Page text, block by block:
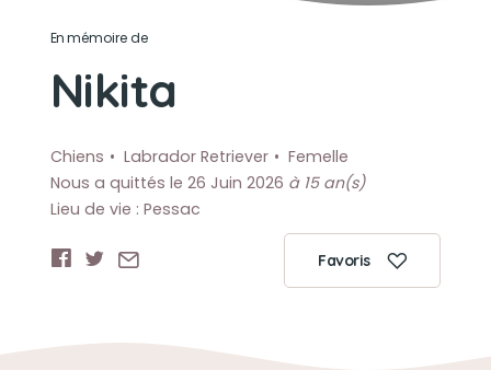
En mémoire de
Nikita
Chiens Labrador Retriever
Femelle
Nous a quittés le 26 Juin 2026 à 15 an(s)
Lieu de vie : Pessac
Favoris